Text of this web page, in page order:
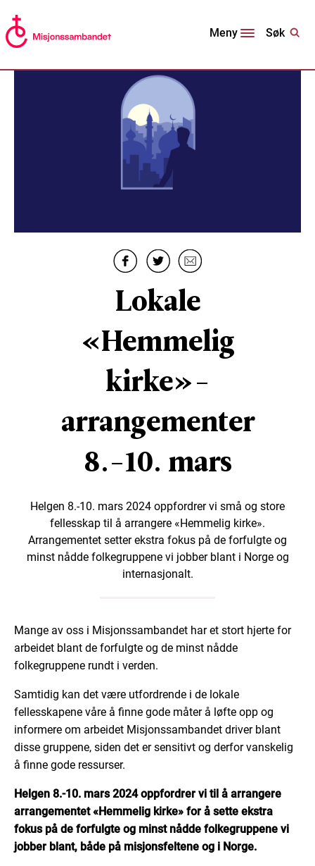
Meny Søk
Lokale
«Hemmelig
kirke»-
arrangementer
8.-10. mars
Helgen 8.-10. mars 2024 oppfordrer vi små og store
fellesskap til å arrangere «Hemmelig kirke».
Arrangementet setter ekstra fokus på de forfulgte og
minst nådde folkegruppene vi jobber blant i Norge og
internasjonalt.
Mange av oss i Misjonssambandet har et stort hjerte for
arbeidet blant de forfulgte og de minst nådde
folkegruppene rundt i verden.
Samtidig kan det være utfordrende i de lokale
fellesskapene våre å finne gode måter å løfte opp og
informere om arbeidet Misjonssambandet driver blant
disse gruppene, siden det er sensitivt og derfor vanskelig
å finne gode ressurser.
Helgen 8.-10. mars 2024 oppfordrer vi til å arrangere
arrangementet «Hemmelig kirke» for å sette ekstra
fokus på de forfulgte og minst nådde folkegruppene vi
jobber blant, både på misjonsfeltene og i Norge.